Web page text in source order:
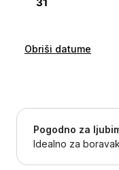
Obriši datume
Pogodno za
Idealno za